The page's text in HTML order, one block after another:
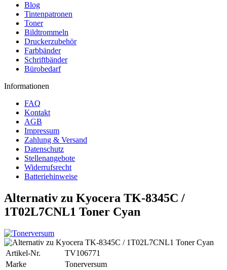
Blog
Tintenpatronen
Toner
Bildtrommeln
Druckerzubehör
Farbbänder
Schriftbänder
Bürobedarf
Informationen
FAQ
Kontakt
AGB
Impressum
Zahlung & Versand
Datenschutz
Stellenangebote
Widerrufsrecht
Batteriehinweise
Alternativ zu Kyocera TK-8345C /
1T02L7CNL1 Toner Cyan
Artikel-Nr.
TV106771
Marke
Tonerversum